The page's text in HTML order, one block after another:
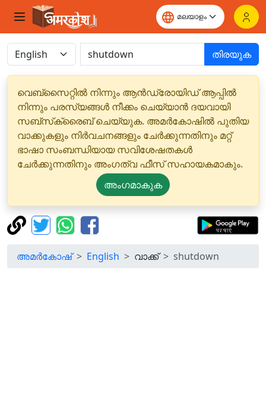
തിരയുക
വെബ്‌സൈറ്റിൽ നിന്നും ആൻഡ്രോയിഡ് ആപ്പിൽ
നിന്നും പരസ്യങ്ങൾ നീക്കം ചെയ്യാൻ ദയവായി
സബ്‌സ്‌ക്രൈബ് ചെയ്യുക. അമർകോഷിൽ പുതിയ
വാക്കുകളും നിർവചനങ്ങളും ചേർക്കുന്നതിനും മറ്റ്
ഭാഷാ സംബന്ധിയായ സവിശേഷതകൾ
ചേർക്കുന്നതിനും അംഗത്വ ഫീസ് സഹായകമാകും.
അംഗമാകുക
അമർകോഷ് English വാക്ക് shutdown